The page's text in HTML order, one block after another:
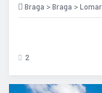
Braga > Braga >
2